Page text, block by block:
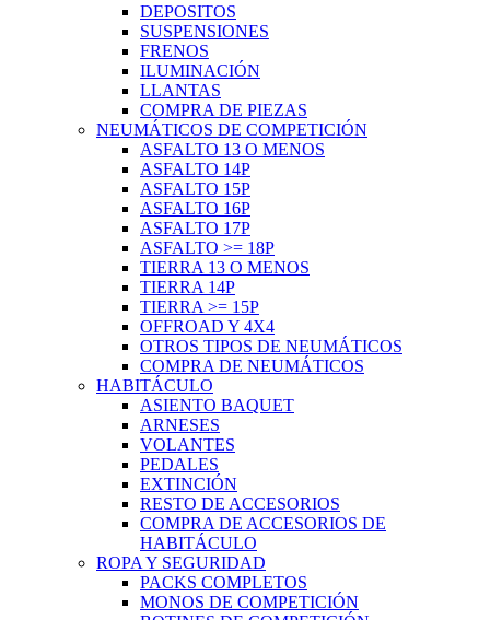
DEPOSITOS
SUSPENSIONES
FRENOS
ILUMINACIÓN
LLANTAS
COMPRA DE PIEZAS
NEUMÁTICOS DE COMPETICIÓN
ASFALTO 13 O MENOS
ASFALTO 14P
ASFALTO 15P
ASFALTO 16P
ASFALTO 17P
ASFALTO >= 18P
TIERRA 13 O MENOS
TIERRA 14P
TIERRA >= 15P
OFFROAD Y 4X4
OTROS TIPOS DE NEUMÁTICOS
COMPRA DE NEUMÁTICOS
HABITÁCULO
ASIENTO BAQUET
ARNESES
VOLANTES
PEDALES
EXTINCIÓN
RESTO DE ACCESORIOS
COMPRA DE ACCESORIOS DE
HABITÁCULO
ROPA Y SEGURIDAD
PACKS COMPLETOS
MONOS DE COMPETICIÓN